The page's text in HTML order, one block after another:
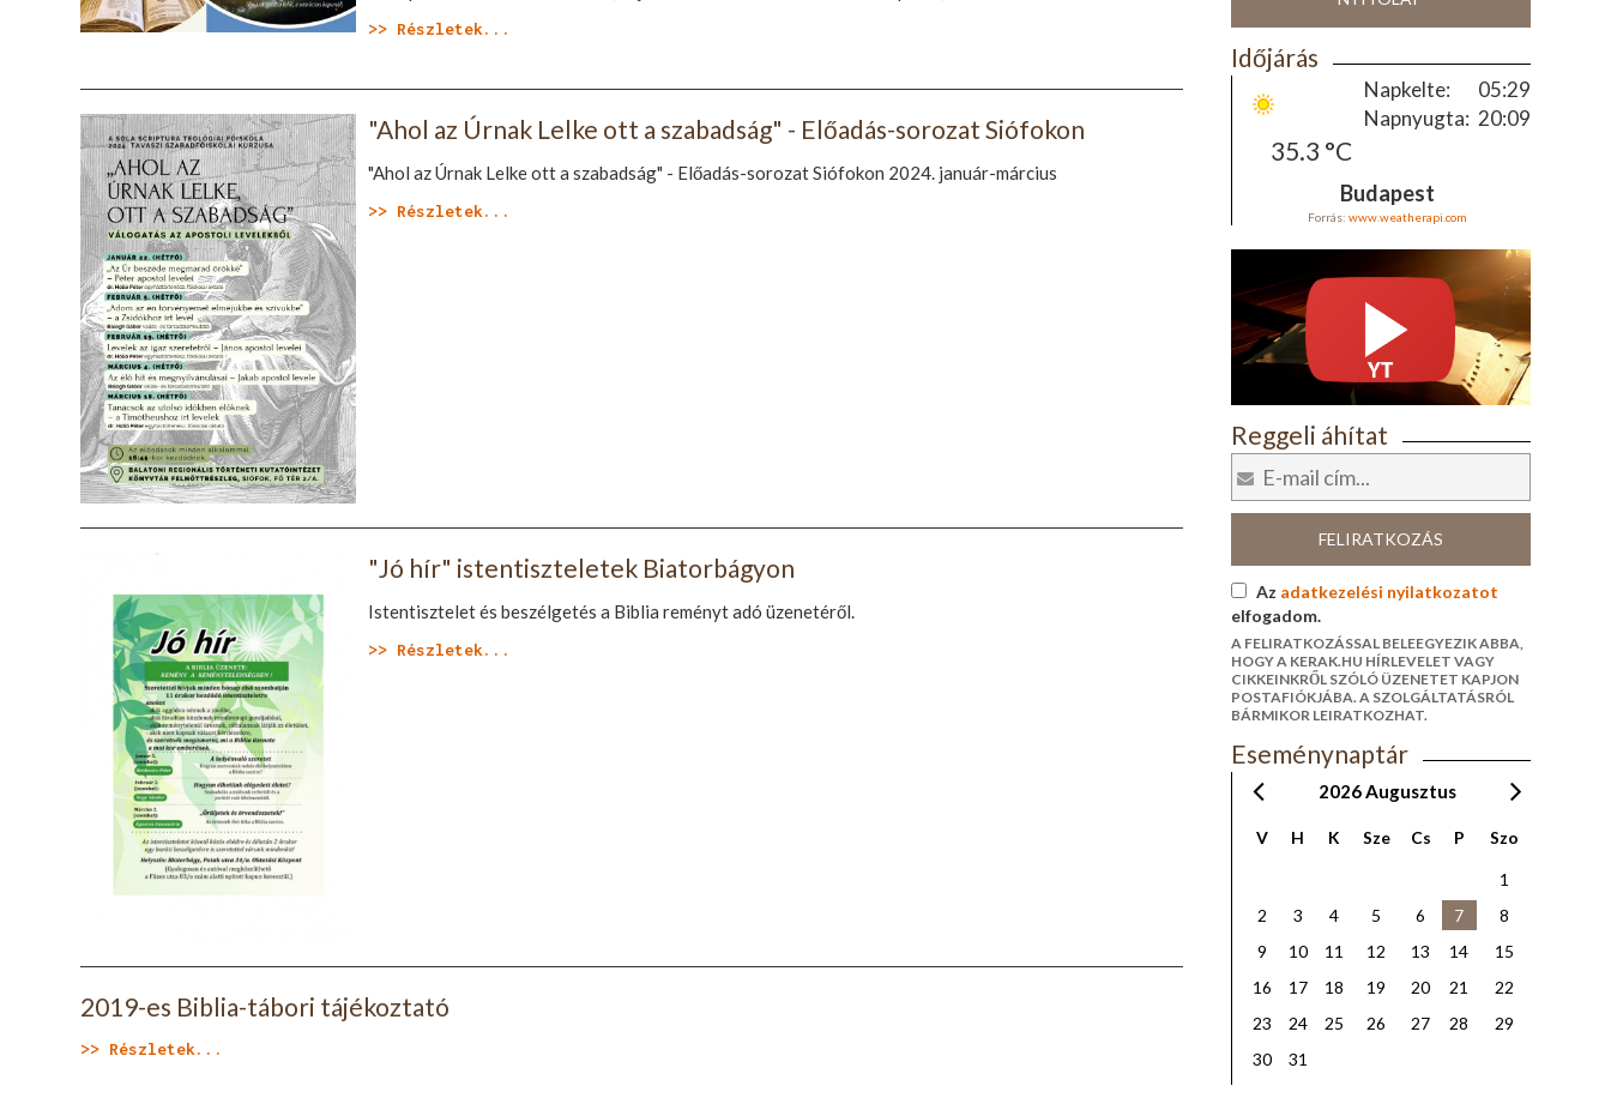
>> Részletek...
"Ahol az Úrnak Lelke ott a szabadság" - Előadás-sorozat Siófokon
"Ahol az Úrnak Lelke ott a szabadság" - Előadás-sorozat Siófokon 2024. január-március
>> Részletek...
"Jó hír" istentiszteletek Biatorbágyon
Istentisztelet és beszélgetés a Biblia reményt adó üzenetéről.
>> Részletek...
2019-es Biblia-tábori tájékoztató
>> Részletek...
Időjárás
35.3 °C
Napkelte:
05:29
Napnyugta: 20:09
Budapest
Forrás: www.weatherapi.com
Reggeli áhítat
FELIRATKOZÁS
Az adatkezelési nyilatkozatot
elfogadom.
A FELIRATKOZÁSSAL BELEEGYEZIK ABBA,
HOGY A KERAK.HU HÍRLEVELET VAGY
CIKKEINKRŐL SZÓLÓ ÜZENETET KAPJON
POSTAFIÓKJÁBA. A SZOLGÁLTATÁSRÓL
BÁRMIKOR LEIRATKOZHAT.
Eseménynaptár
2026Augusztus
V H K Sze Cs P Szo
1
2
3 4 5 6 7
8
9
10 11 12 13 14
15
16
17 18 19 20 21
22
23
24 25 26 27 28
29
30
31